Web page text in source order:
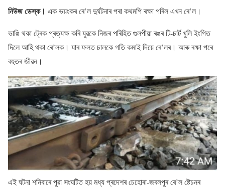
নিউজ ডেস্ক। এক ভয়ংকৰ ৰে’ল দুৰ্ঘটনাৰ পৰা কথমপি ৰক্ষা পৰিল এখন ৰে’ল।
ভাঙি থকা ট্ৰেক প্ৰত্যক্ষ কৰি যুৱকে নিজৰ পৰিহিত গুলপীয়া ৰঙৰ টি-চাৰ্ট খুলি ইংগিত
দিলে আহি থকা ৰে’লক। যাৰ ফলত চালকে গতি কমাই দিয়ে ৰে’লৰ। আৰু ৰক্ষা পৰে
বহুতৰ জীৱন।
এই ঘটনা শনিবাৰে পুৱা সংঘটিত হয় মধ্য প্ৰদেশৰ চেহোৰা-জবলপুৰ ৰে’ল ষ্টেচনৰ